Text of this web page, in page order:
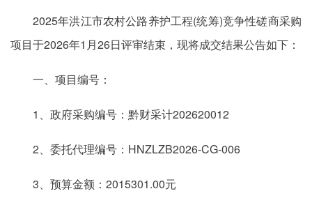
2025年洪江市农村公路养护工程(统筹)竞争性磋商采购
项目于2026年1月26日评审结束，现将成交结果公告如下：
一、项目编号：
1、政府采购编号：黔财采计202620012
2、委托代理编号：HNZLZB2026-CG-006
3、预算金额：2015301.00元